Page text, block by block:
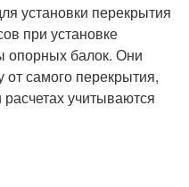
установки перекрытия
при установке
опорных балок. Они
самого перекрытия,
учитываются